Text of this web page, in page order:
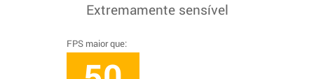
Extremamente sensível
FPS maior que: